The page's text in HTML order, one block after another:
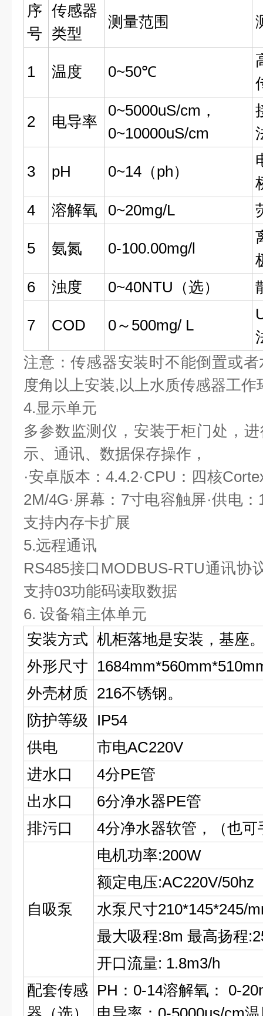
序
号
传感器
类型
测量范围
1 温度 0~50℃
2 电导率
0~5000uS/cm，
0~10000uS/cm
3 pH 0~14（ph）
4
溶解氧 0~20mg/L
5 氨氮 0-100.00mg/l
6
浊度 0~40NTU（选）
7 COD 0～500mg/ L
注意：传感器安装时不能倒置或
度角以上安装,以上水质传感器工
4.显示单元
多参数监测仪，安装于柜门处，
示、通讯、数据保存操作，
·安卓版本：4.4.2·CPU：四核
2M/4G·屏幕：7寸电容触屏·供电
支持内存卡扩展
5.远程通讯
RS485接口MODBUS-RTU通讯协
支持03功能码读取数据
6. 设备箱主体单元
安装方式 机柜落地是安装，基座
外形尺寸
外壳材质 216不锈钢。
防护等级
IP54
供电
市电AC220V
进水口
4分PE管
出水口
6分净水器PE管
排污口
4分净水器软管，（也
自吸泵
电机功率:200W
额定电压:AC220V/50hz
水泵尺寸210*145*245/
最大吸程:8m 最高扬程
开口流量: 1.8m3/h
配套传感 PH：0-14溶解氧： 0-